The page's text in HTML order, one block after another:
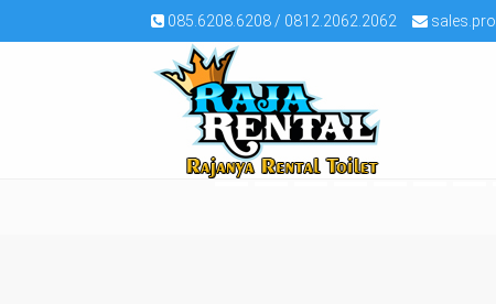
085.6208.6208 / 0812.2062.2062